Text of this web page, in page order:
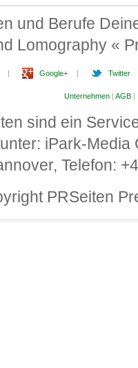
und Berufe
Lomography «
| Google+ | Twitter
Unternehmen | AGB |
sind ein
iPark-
Telefon:
PRSeiten